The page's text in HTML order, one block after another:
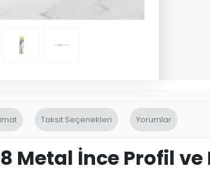
Taksit Seçenekleri Yorumlar
Metal İnce Profil